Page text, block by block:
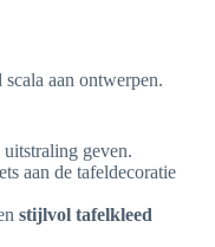
aan ontwerpen.
geven.
aan de tafeldecoratie
stijlvol tafelkleed